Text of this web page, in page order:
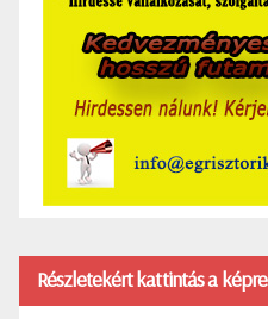
Részletekért kattintás a képre